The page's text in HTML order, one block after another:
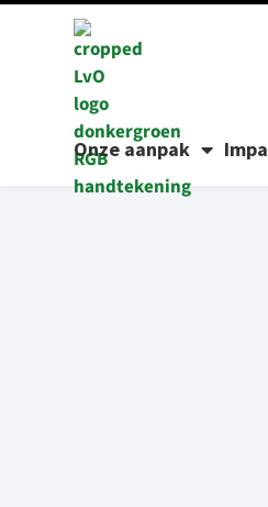
Onze aanpak